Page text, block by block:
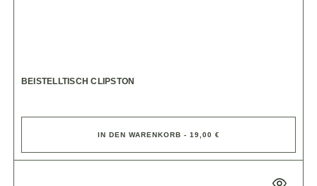
BEISTELLTISCH CLIPSTON
IN DEN WARENKORB - 19,00 €